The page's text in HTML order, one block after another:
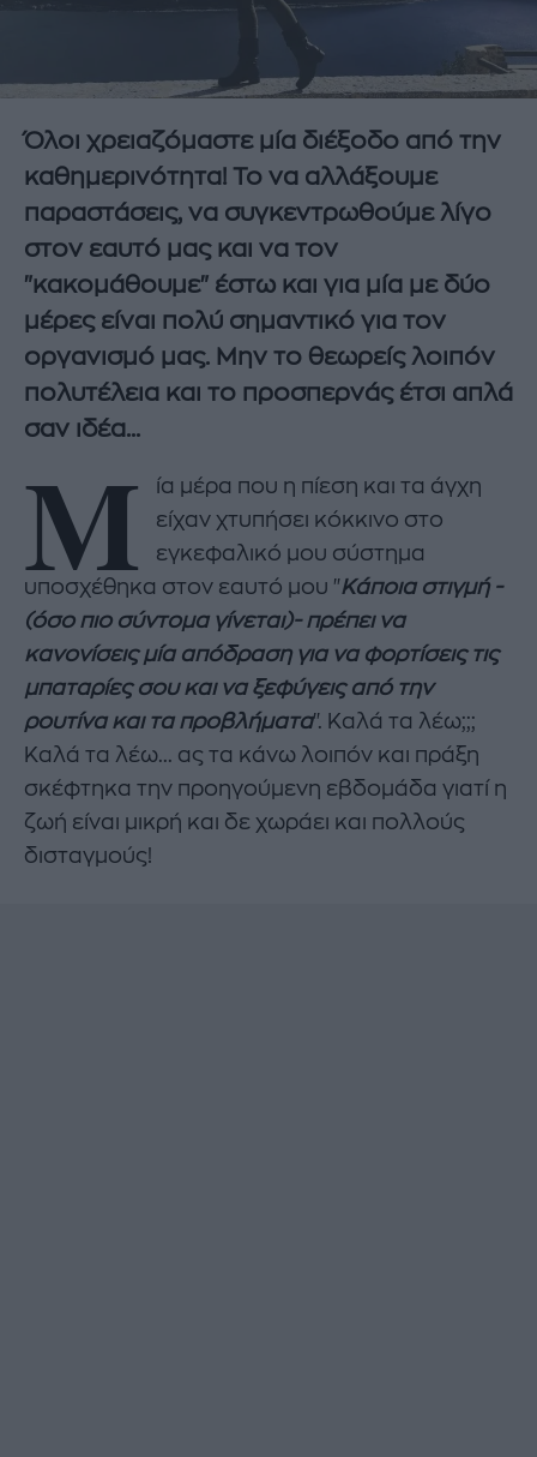
Όλοι χρειαζόμαστε μία διέξοδο από την
καθημερινότητα! Το να αλλάξουμε
παραστάσεις, να συγκεντρωθούμε λίγο
στον εαυτό μας και να τον
"κακομάθουμε" έστω και για μία με δύο
μέρες είναι πολύ σημαντικό για τον
οργανισμό μας. Μην το θεωρείς λοιπόν
πολυτέλεια και το προσπερνάς έτσι απλά
σαν ιδέα...
Μ
ία μέρα που η πίεση και τα άγχη
είχαν χτυπήσει κόκκινο στο
εγκεφαλικό μου σύστημα
υποσχέθηκα στον εαυτό μου "Κάποια στιγμή -
(όσο πιο σύντομα γίνεται)- πρέπει να
κανονίσεις μία απόδραση για να φορτίσεις τις
μπαταρίες σου και να ξεφύγεις από την
ρουτίνα και τα προβλήματα". Καλά τα λέω;;;
Καλά τα λέω... ας τα κάνω λοιπόν και πράξη
σκέφτηκα την προηγούμενη εβδομάδα γιατί η
ζωή είναι μικρή και δε χωράει και πολλούς
δισταγμούς!